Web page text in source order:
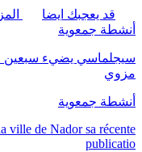
قد يعجبك ايضا
أنشطة جمعوية
سيجلماسي يضيء سبعين
مزوي
أنشطة جمعوية
ville de Nador sa récente
publicatio